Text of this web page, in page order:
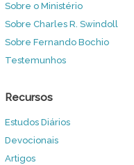
Sobre o Ministério
Sobre Charles R. Swindoll
Sobre Fernando Bochio
Testemunhos
Recursos
Estudos Diários
Devocionais
Artigos